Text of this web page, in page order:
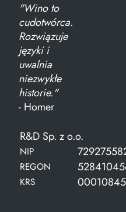
"Wino to
cudotwórca.
Rozwiązuje
języki i
uwalnia
niezwykłe
historie."
- Homer
R&D Sp. z o.o.
NIP
REGON
KRS